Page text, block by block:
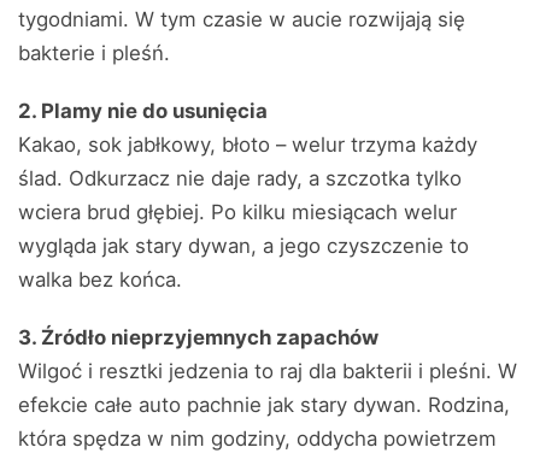
tygodniami. W tym czasie w aucie rozwijają się
bakterie i pleśń.
2. Plamy nie do usunięcia
Kakao, sok jabłkowy, błoto – welur trzyma każdy
ślad. Odkurzacz nie daje rady, a szczotka tylko
wciera brud głębiej. Po kilku miesiącach welur
wygląda jak stary dywan, a jego czyszczenie to
walka bez końca.
3. Źródło nieprzyjemnych zapachów
Wilgoć i resztki jedzenia to raj dla bakterii i pleśni. W
efekcie całe auto pachnie jak stary dywan. Rodzina,
która spędza w nim godziny, oddycha powietrzem